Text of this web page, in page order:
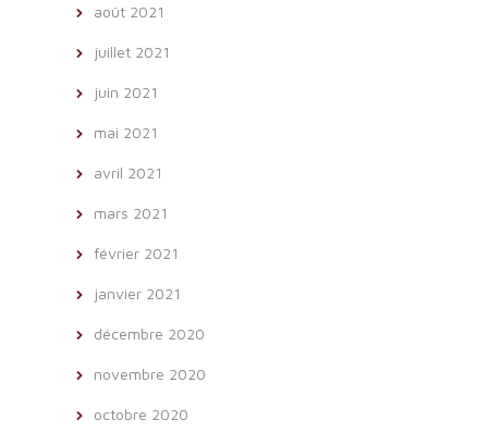
août 2021
juillet 2021
juin 2021
mai 2021
avril 2021
mars 2021
février 2021
janvier 2021
décembre 2020
novembre 2020
octobre 2020